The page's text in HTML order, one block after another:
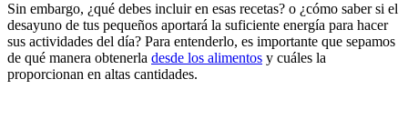
Sin embargo, ¿qué debes incluir en esas recetas? o ¿cómo saber si el
desayuno de tus pequeños aportará la suficiente energía para hacer
sus actividades del día? Para entenderlo, es importante que sepamos
de qué manera obtenerla desde los alimentos y cuáles la
proporcionan en altas cantidades.